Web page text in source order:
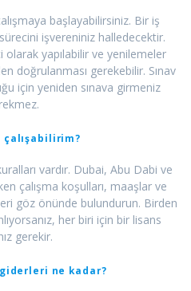
başlayabilirsiniz. Bir iş
işvereniniz halledecektir.
yapılabilir ve yenilemeler
doğrulanması gerekebilir. Sınav
için yeniden sınava girmeniz
vardır. Dubai, Abu Dabi ve
çalışma koşulları, maaşlar ve
göz önünde bulundurun. Birden
her biri için bir lisans
gerekir.
ne kadar?